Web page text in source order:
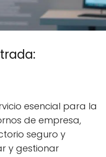
p
r
t
i
r
k
d
I
n
p
r
i
esencial para la
de empresa,
seguro y
y gestionar